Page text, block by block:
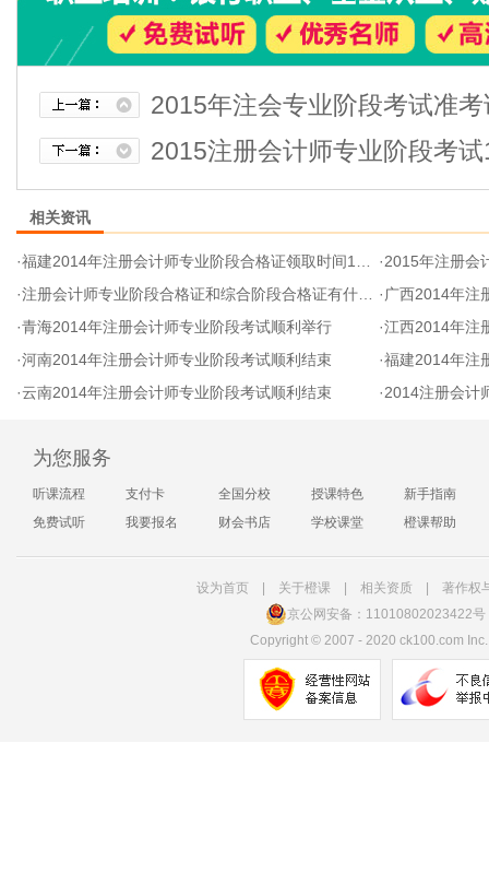
2015年注会专业阶段考试准
2015注册会计师专业阶段考
相关资讯
·福建2014年注册会计师专业阶段合格证领取时间1月12日起 ·2015年注册会
·注册会计师专业阶段合格证和综合阶段合格证有什么区别 · 广西2014年注
·青海2014年注册会计师专业阶段考试顺利举行 ·江西2014年注
·河南2014年注册会计师专业阶段考试顺利结束 ·福建2014年注
·云南2014年注册会计师专业阶段考试顺利结束 ·2014注册会计师
为您服务
听课流程 支付卡 全国分校 授课特色
新手指南
免费试听
我要报名 财会书店 学校课堂 橙课帮助
设为首页| 关于橙课| 相关资质
著作权
京公网安备：11010802023422号
Copyright ©2007 - 2020 ck100.com